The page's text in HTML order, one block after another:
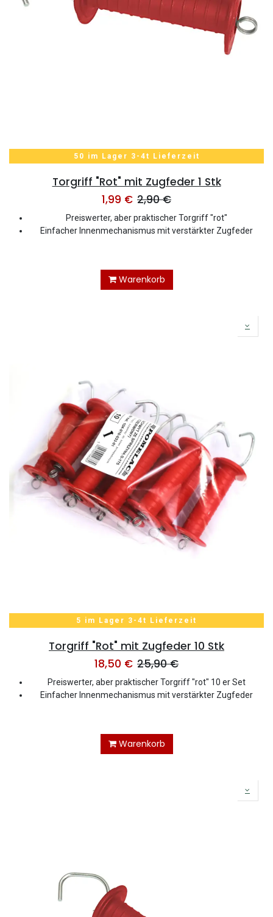
50 im Lager 3-4t Lieferzeit
Torgriff "Rot" mit Zugfeder 1 Stk
1,99 € 2,90€
Preiswerter, aber praktischer Torgriff "rot"
Einfacher Innenmechanismus mit verstärkter Zugfeder
Warenkorb
5 im Lager 3-4t Lieferzeit
Torgriff "Rot" mit Zugfeder 10 Stk
18,50 € 25,90€
Preiswerter, aber praktischer Torgriff "rot" 10 er Set
Einfacher Innenmechanismus mit verstärkter Zugfeder
Warenkorb